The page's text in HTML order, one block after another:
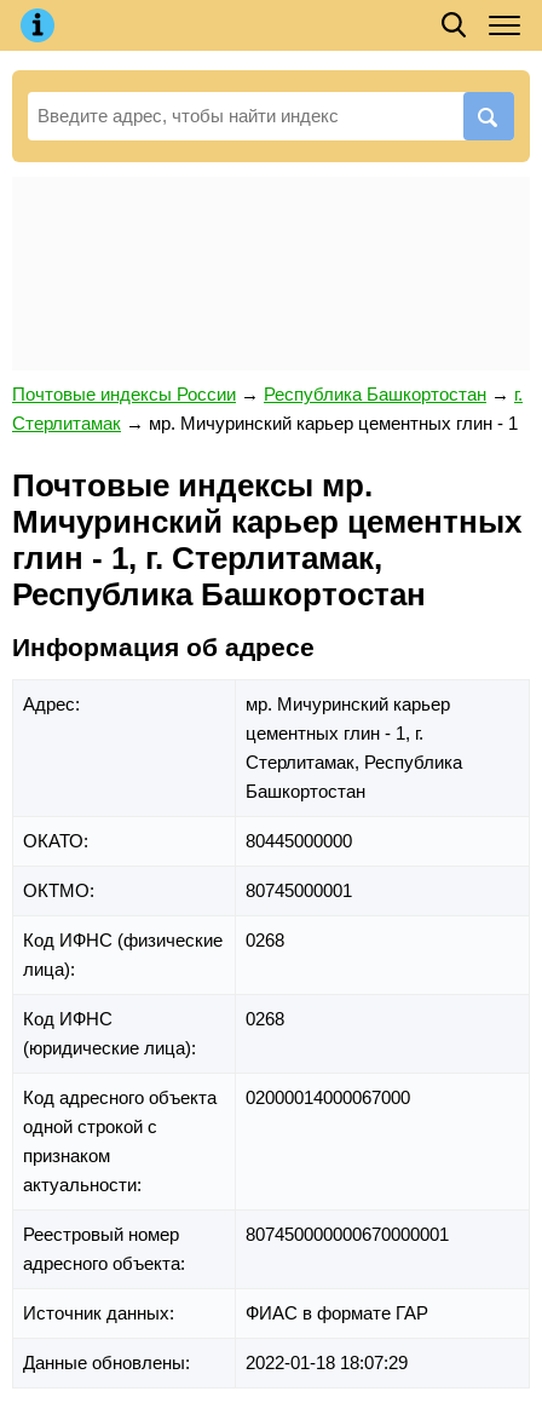
Почтовые индексы России → Республика Башкортостан → г.
Стерлитамак → мр. Мичуринский карьер цементных глин - 1
Почтовые индексы мр.
Мичуринский карьер цементных
глин - 1, г. Стерлитамак,
Республика Башкортостан
Информация об адресе
Адрес:
мр. Мичуринский карьер
цементных глин - 1, г.
Стерлитамак, Республика
Башкортостан
ОКАТО: 80445000000
ОКТМО: 80745000001
Код ИФНС (физические
лица):
0268
Код ИФНС
(юридические лица):
0268
Код адресного объекта
одной строкой с
признаком
актуальности:
02000014000067000
Реестровый номер
адресного объекта:
807450000000670000001
Источник данных: ФИАС в формате ГАР
Данные обновлены: 2022-01-18 18:07:29